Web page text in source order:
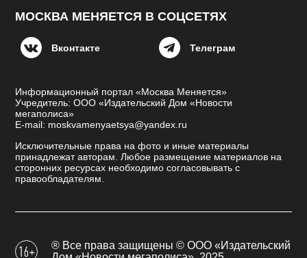
МОСКВА МЕНЯЕТСЯ В СОЦСЕТЯХ
Вконтакте Телеграм
Информационный портал «Москва Меняется»
Учредитель: ООО «Издательский Дом «Новости
мегаполиса»
E-mail: moskvamenyaetsya@yandex.ru
Исключительные права на фото и иные материалы
принадлежат авторам. Любое размещение материалов на
сторонних ресурсах необходимо согласовывать с
правообладателям.
® Все права защищены © ООО «Издательский